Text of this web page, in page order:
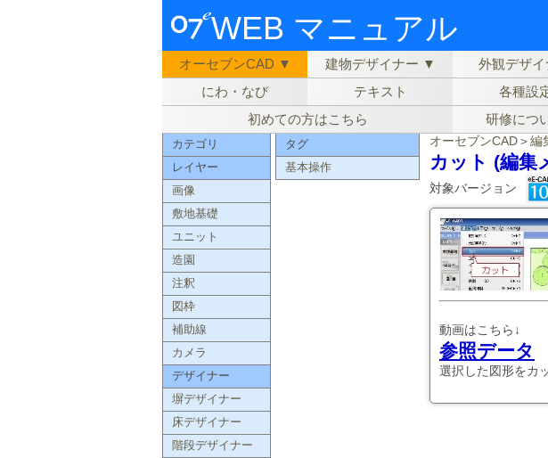
WEB マニュアル
オーセブンCAD ▼ 建物デザイナー ▼ 外観デザイ
にわ・なび
テキスト 各種設
初めての方はこちら
研修につ
カテゴリ
レイヤー
画像
敷地基礎
ユニット
造園
注釈
図枠
補助線
カメラ
デザイナー
塀デザイナー
床デザイナー
階段デザイナー
タグ
基本操作
オーセブンCAD＞編
カット (編集
対象バージョン
動画はこちら↓
参照データ
選択した図形をカ